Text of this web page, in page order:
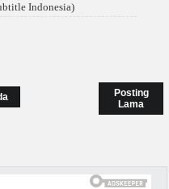
Indonesia)
Posting
Lama